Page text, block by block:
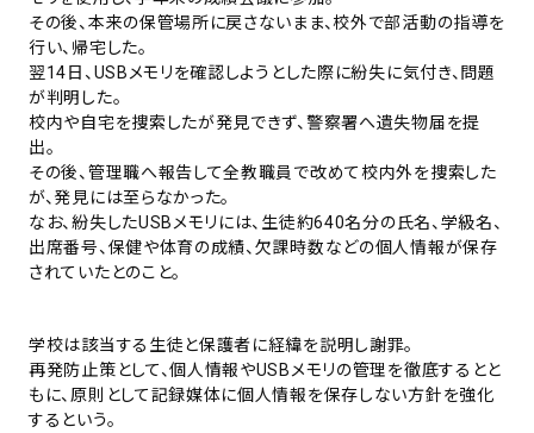
その後、本来の保管場所に戻さないまま、校外で部活動の指導を
行い、帰宅した。
翌14日、USBメモリを確認しようとした際に紛失に気付き、問題
が判明した。
校内や自宅を捜索したが発見できず、警察署へ遺失物届を提
出。
その後、管理職へ報告して全教職員で改めて校内外を捜索した
が、発見には至らなかった。
なお、紛失したUSBメモリには、生徒約640名分の氏名、学級名、
出席番号、保健や体育の成績、欠課時数などの個人情報が保存
されていたとのこと。
学校は該当する生徒と保護者に経緯を説明し謝罪。
再発防止策として、個人情報やUSBメモリの管理を徹底するとと
もに、原則として記録媒体に個人情報を保存しない方針を強化
するという。